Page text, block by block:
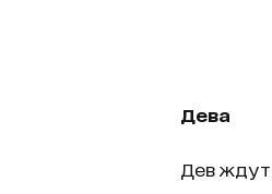
Дева
Дев ждут